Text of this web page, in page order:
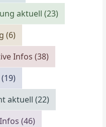
aktuell(23)
(6)
Infos(38)
(19)
aktuell(22)
(46)